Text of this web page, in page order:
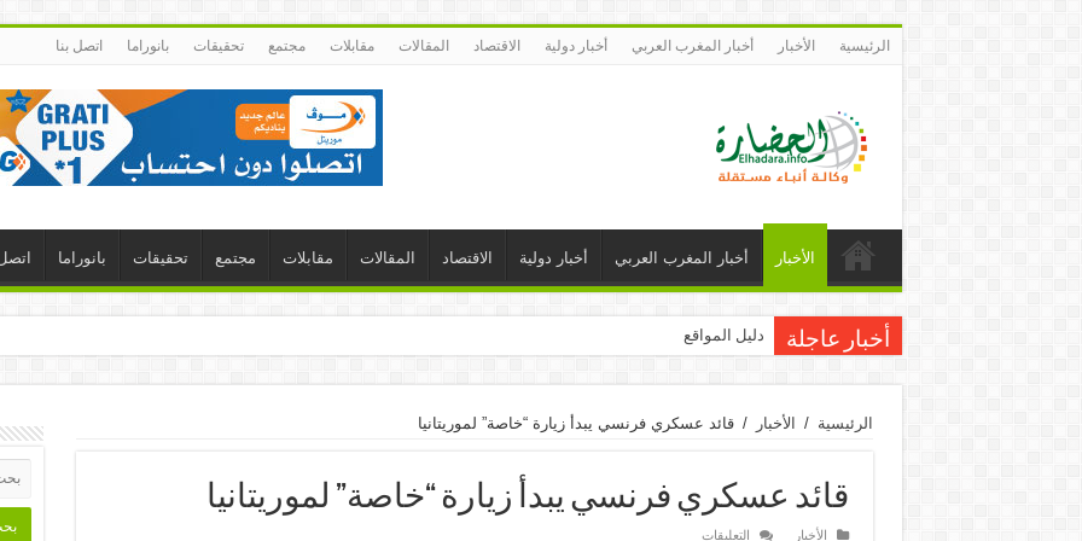
الرئيسية الأخبار أخبار المغرب العربي أخبار دولية الاقتصاد المقالات مقابلات مجتمع تحقيقات بانوراما اتصل بنا
الأخبار أخبار المغرب العربي أخبار دولية الاقتصاد المقالات مقابلات مجتمع تحقيقات بانوراما
أخبار عاجلة دليل المواقع
الرئيسية / الأخبار / قائد عسكري فرنسي يبدأ زيارة “خاصة” لموريتانيا
قائد عسكري فرنسي يبدأ زيارة “خاصة” لموريتانيا
الأخبار التعليقات